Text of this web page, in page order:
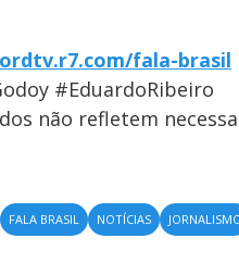
fala-brasil
#EduardoRibeiro
não refletem
FALA BRASIL NOTÍCIAS